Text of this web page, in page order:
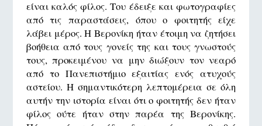
είναι καλός φίλος. Του έδειξε και φωτογραφίες
από τις παραστάσεις, όπου ο φοιτητής είχε
λάβει μέρος. Η Βερονίκη ήταν έτοιμη να ζητήσει
βοήθεια από τους γονείς της και τους γνωστούς
τους, προκειμένου να μην διώξουν τον νεαρό
από το Πανεπιστήμιο εξαιτίας ενός ατυχούς
αστείου. Η σημαντικότερη λεπτομέρεια σε όλη
αυτήν την ιστορία είναι ότι ο φοιτητής δεν ήταν
φίλος ούτε ήταν στην παρέα της Βερονίκης.